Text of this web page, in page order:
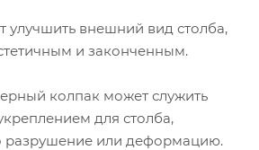
улучшить внешний вид столба,
и законченным.
колпак может служить
для столба,
разрушение или деформацию.